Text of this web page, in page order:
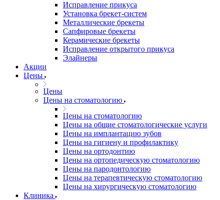
Исправление прикуса
Установка брекет-систем
Металлические брекеты
Сапфировые брекеты
Керамические брекеты
Исправление открытого прикуса
Элайнеры
Акции
Цены
Цены
Цены на стоматологию
Цены на стоматологию
Цены на общие стоматологические услуги
Цены на имплантацию зубов
Цены на гигиену и профилактику
Цены на ортодонтию
Цены на ортопедическую стоматологию
Цены на пародонтологию
Цены на терапевтическую стоматологию
Цены на хирургическую стоматологию
Клиника